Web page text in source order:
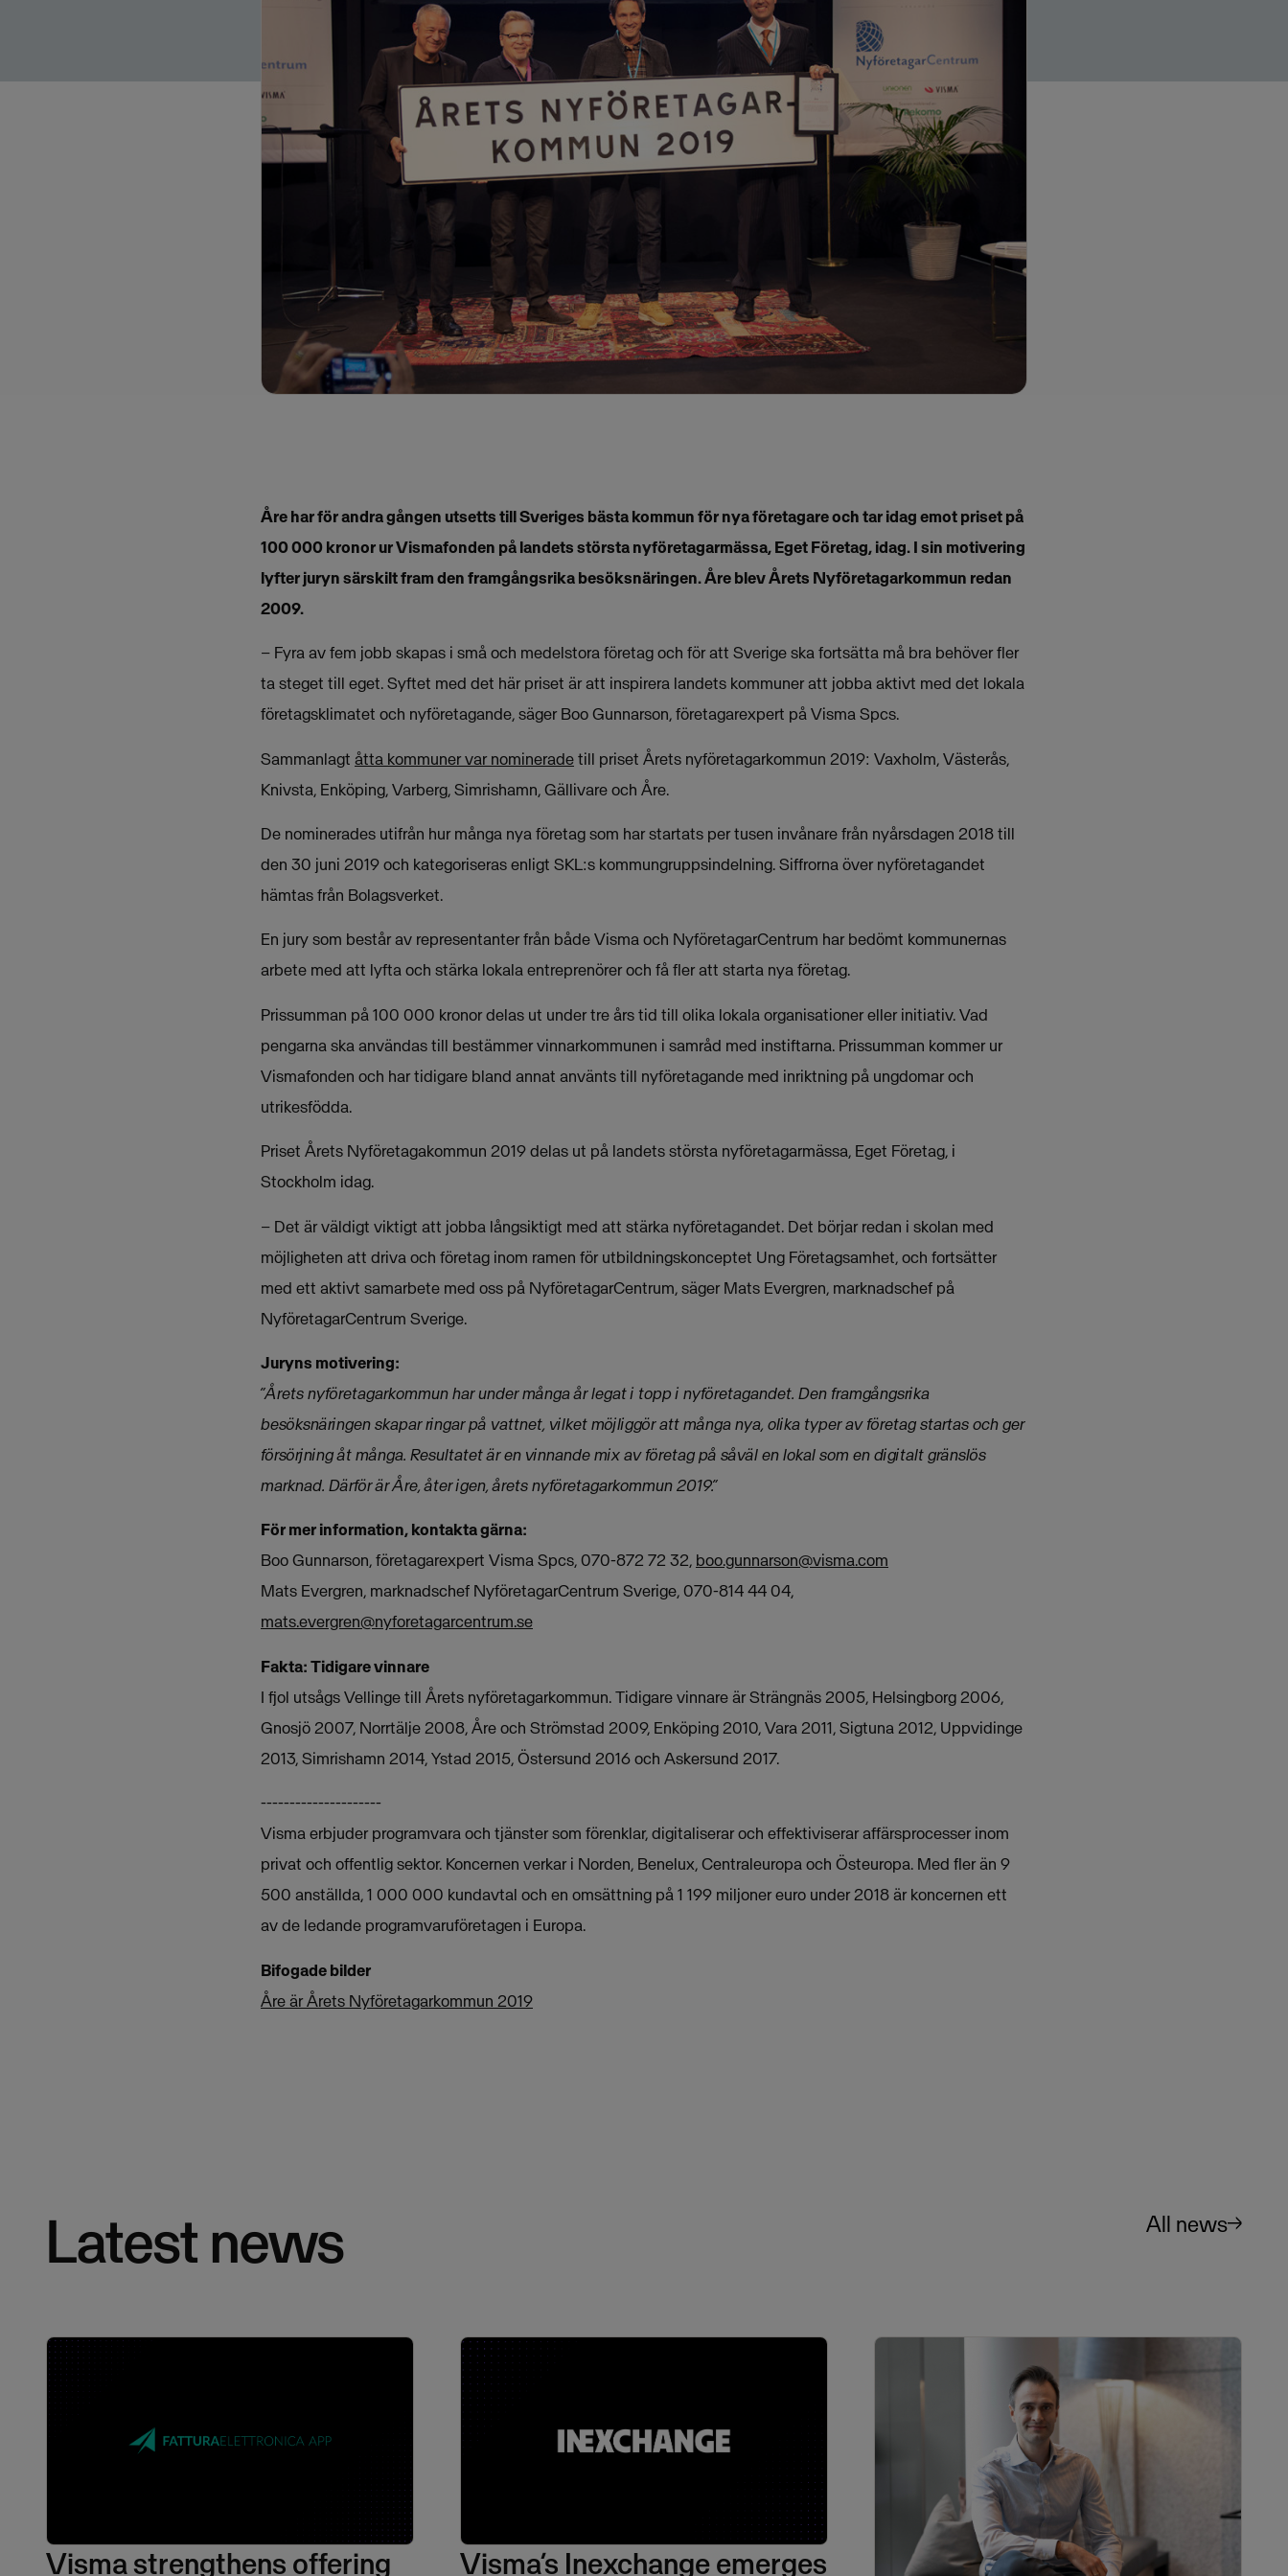
Åre har för andra gången utsetts till Sveriges bästa kommun för nya företagare och tar idag emot priset på
100 000 kronor ur Vismafonden på landets största nyföretagarmässa, Eget Företag, idag. I sin motivering
lyfter juryn särskilt fram den framgångsrika besöksnäringen. Åre blev Årets Nyföretagarkommun redan
2009.
– Fyra av fem jobb skapas i små och medelstora företag och för att Sverige ska fortsätta må bra behöver fler
ta steget till eget. Syftet med det här priset är att inspirera landets kommuner att jobba aktivt med det lokala
företagsklimatet och nyföretagande, säger Boo Gunnarson, företagarexpert på Visma Spcs.
Sammanlagt åtta kommuner var nomineradetill priset Årets nyföretagarkommun 2019: Vaxholm, Västerås,
Knivsta, Enköping, Varberg, Simrishamn, Gällivare och Åre.
De nominerades utifrån hur många nya företag som har startats per tusen invånare från nyårsdagen 2018 till
den 30 juni 2019 och kategoriseras enligt SKL:s kommungruppsindelning. Siffrorna över nyföretagandet
hämtas från Bolagsverket.
En jury som består av representanter från både Visma och NyföretagarCentrum har bedömt kommunernas
arbete med att lyfta och stärka lokala entreprenörer och få fler att starta nya företag.
Prissumman på 100 000 kronor delas ut under tre års tid till olika lokala organisationer eller initiativ. Vad
pengarna ska användas till bestämmer vinnarkommunen i samråd med instiftarna. Prissumman kommer ur
Vismafonden och har tidigare bland annat använts till nyföretagande med inriktning på ungdomar och
utrikesfödda.
Priset Årets Nyföretagakommun 2019 delas ut på landets största nyföretagarmässa, Eget Företag, i
Stockholm idag.
– Det är väldigt viktigt att jobba långsiktigt med att stärka nyföretagandet. Det börjar redan i skolan med
möjligheten att driva och företag inom ramen för utbildningskonceptet Ung Företagsamhet, och fortsätter
med ett aktivt samarbete med oss på NyföretagarCentrum, säger Mats Evergren, marknadschef på
NyföretagarCentrum Sverige.
Juryns motivering:
”Årets nyföretagarkommun har under många år legat i topp i nyföretagandet. Den framgångsrika
besöksnäringen skapar ringar på vattnet, vilket möjliggör att många nya, olika typer av företag startas och ger
försörjning åt många. Resultatet är en vinnande mix av företag på såväl en lokal som en digitalt gränslös
marknad. Därför är Åre, åter igen, årets nyföretagarkommun 2019.”
För mer information, kontakta gärna:
Boo Gunnarson, företagarexpert Visma Spcs, 070-872 72 32, boo.gunnarson@visma.com
Mats Evergren, marknadschef NyföretagarCentrum Sverige, 070-814 44 04,
mats.evergren@nyforetagarcentrum.se
Fakta: Tidigare vinnare
I fjol utsågs Vellinge till Årets nyföretagarkommun. Tidigare vinnare är Strängnäs 2005, Helsingborg 2006,
Gnosjö 2007, Norrtälje 2008, Åre och Strömstad 2009, Enköping 2010, Vara 2011, Sigtuna 2012, Uppvidinge
2013, Simrishamn 2014, Ystad 2015, Östersund 2016 och Askersund 2017.
---------------------
Visma erbjuder programvara och tjänster som förenklar, digitaliserar och effektiviserar affärsprocesser inom
privat och offentlig sektor. Koncernen verkar i Norden, Benelux, Centraleuropa och Östeuropa. Med fler än 9
500 anställda, 1 000 000 kundavtal och en omsättning på 1 199 miljoner euro under 2018 är koncernen ett
av de ledande programvaruföretagen i Europa.
Bifogade bilder
Åre är Årets Nyföretagarkommun 2019
Latest news All news
Visma strengthens offering Visma’s Inexchange emerges